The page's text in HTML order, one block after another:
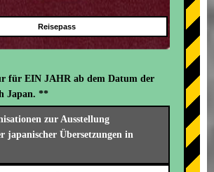
Reisepass
für EIN JAHR ab dem Datum der
Japan. **
zur Ausstellung
japanischer Übersetzungen in